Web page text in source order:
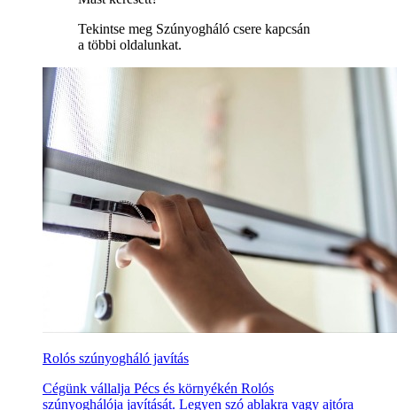
Tekintse meg Szúnyogháló csere kapcsán
a többi oldalunkat.
Rolós szúnyogháló javítás
Cégünk vállalja Pécs és környékén Rolós
szúnyoghálója javítását. Legyen szó ablakra vagy ajtóra